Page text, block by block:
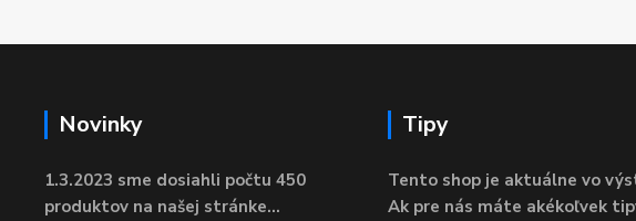
Novinky
1.3.2023 sme dosiahli počtu 450
produktov na našej stránke...
Tipy
Tento shop je aktuálne vo
Ak pre nás máte akékoľvek